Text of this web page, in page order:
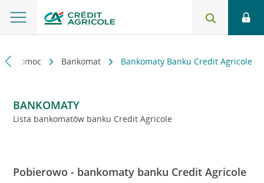
i pomoc Bankomat Bankomaty Banku Credit Agricole
BANKOMATY
Lista bankomatów banku Credit Agricole
Pobierowo - bankomaty banku Credit Agricole